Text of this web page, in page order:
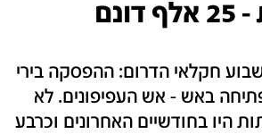
270 הצתות - 25 אלף דונם
חקלאי הדרום: ההפסקה בירי
באש - אש העפיפונים. לא
270 הצתות היו בחודשיים האחרונים וכרבע